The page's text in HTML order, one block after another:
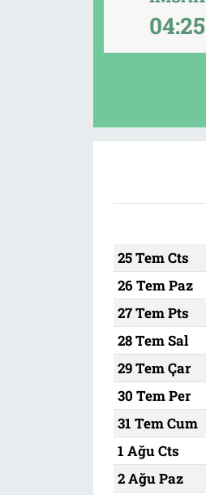
04:25
25 Tem Cts
26 Tem Paz
27 Tem Pts
28 Tem Sal
29 Tem Çar
30 Tem Per
31 Tem Cum
1 Ağu Cts
2 Ağu Paz